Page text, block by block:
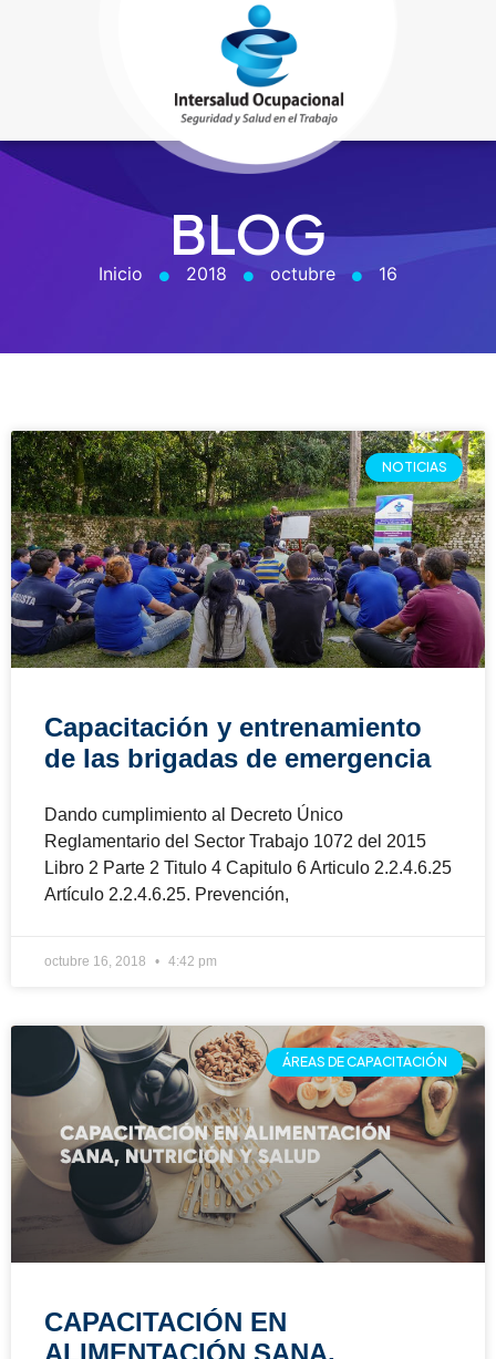
BLOG
Inicio 2018 octubre 16
NOTICIAS
Capacitación y entrenamiento
de las brigadas de emergencia
Dando cumplimiento al Decreto Único
Reglamentario del Sector Trabajo 1072 del 2015
Libro 2 Parte 2 Titulo 4 Capitulo 6 Articulo 2.2.4.6.25
Artículo 2.2.4.6.25. Prevención,
octubre 16, 2018 4:42 pm
ÁREAS DE CAPACITACIÓN
CAPACITACIÓN EN
ALIMENTACIÓN SANA,